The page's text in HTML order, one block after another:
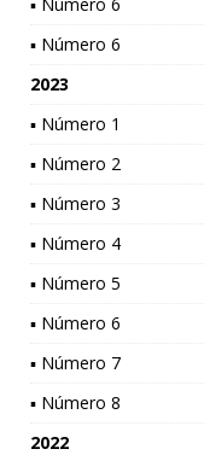
▪ Número 6
2023
▪ Número 1
▪ Número 2
▪ Número 3
▪ Número 4
▪ Número 5
▪ Número 6
▪ Número 7
▪ Número 8
2022